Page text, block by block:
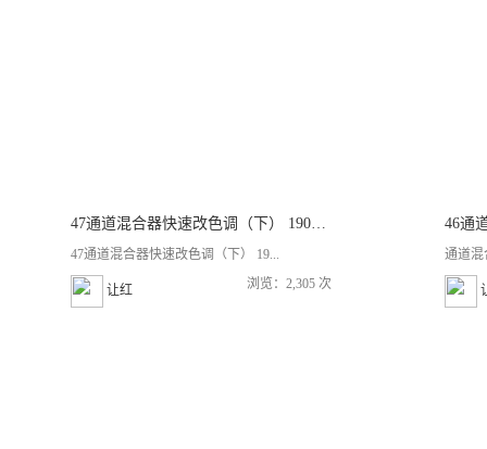
47通道混合器快速改色调（下） 190723
47通道混合器快速改色调（下） 19...
让红 浏览：2,305 次
通道混